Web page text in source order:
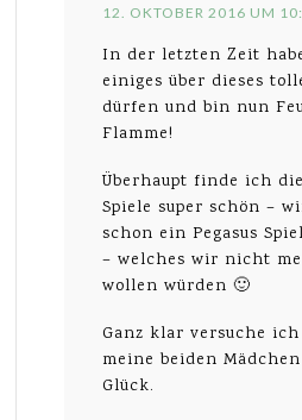
12. OKTOBER 2016 UM
In der letzten Zeit
einiges über dieses
dürfen und bin nun
Flamme!
Überhaupt finde ich die
Spiele super schön –
schon ein Pegasus
– welches wir nicht
wollen würden 🙂
Ganz klar versuche
meine beiden
Glück.